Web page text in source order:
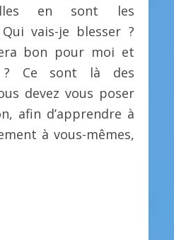
en sont les
vais-je blesser ?
bon pour moi et
Ce sont là des
devez vous poser
afin d’apprendre à
à vous-mêmes,